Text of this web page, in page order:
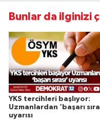
Bunlar da ilginizi
YKS tercihleri başlıyor:
Uzmanlardan ‘başarı
uyarısı